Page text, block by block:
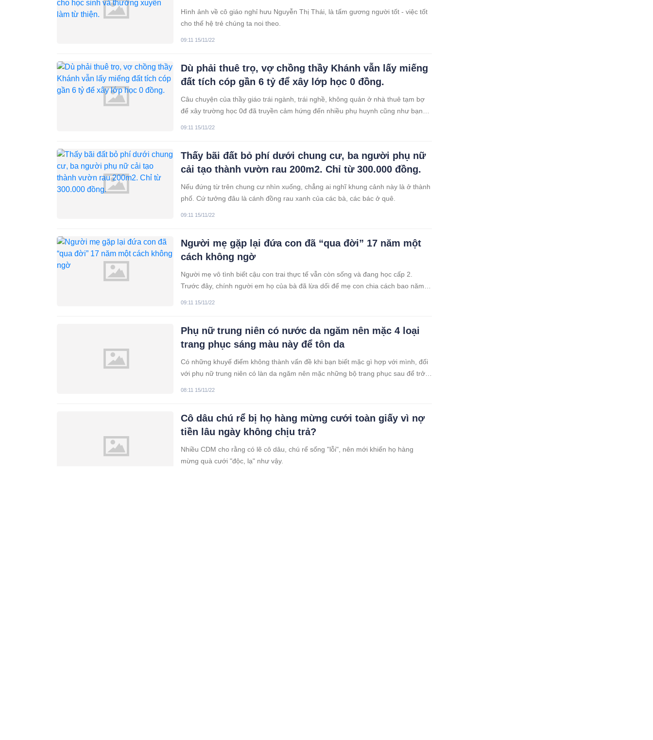
Hình ảnh về cô giáo nghỉ hưu Nguyễn Thị Thái, là tấm gương người tốt - việc tốt
cho thế hệ trẻ chúng ta noi theo.
09:11 15/11/22
Dù phải thuê trọ, vợ chồng thầy Khánh vẫn lấy miếng
đất tích cóp gần 6 tỷ để xây lớp học 0 đồng.
Câu chuyện của thầy giáo trái ngành, trái nghề, không quản ở nhà thuê tạm bợ
để xây trường học 0đ đã truyền cảm hứng đến nhiều phụ huynh cũng như bạn
09:11 15/11/22
Thấy bãi đất bỏ phí dưới chung cư, ba người phụ nữ
cải tạo thành vườn rau 200m2. Chỉ từ 300.000 đồng.
Nếu đứng từ trên chung cư nhìn xuống, chẳng ai nghĩ khung cảnh này là ở thành
phố. Cứ tưởng đâu là cánh đồng rau xanh của các bà, các bác ở quê.
09:11 15/11/22
Người mẹ gặp lại đứa con đã “qua đời” 17 năm một
cách không ngờ
Người mẹ vô tình biết cậu con trai thực tế vẫn còn sống và đang học cấp 2.
Trước đây, chính người em họ của bà đã lừa dối để mẹ con chia cách bao năm,
09:11 15/11/22
Phụ nữ trung niên có nước da ngăm nên mặc 4 loại
trang phục sáng màu này để tôn da
Có những khuyế điểm không thành vấn đề khi bạn biết mặc gì hợp với mình, đối
với phụ nữ trung niên có làn da ngăm nên mặc những bộ trang phục sau để trở
08:11 15/11/22
Cô dâu chú rể bị họ hàng mừng cưới toàn giấy vì nợ
tiền lâu ngày không chịu trả?
Nhiều CDM cho rằng có lẽ cô dâu, chú rể sống "lỗi", nên mới khiến họ hàng
mừng quà cưới "độc, lạ" như vậy.